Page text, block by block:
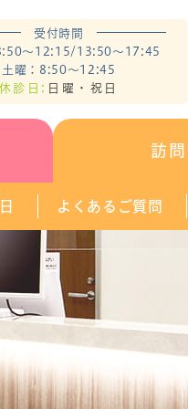
受付時間
～12:15/13:50～17:45
土曜：8:50～12:45
診日: 日曜・祝日
訪
よくあるご質問